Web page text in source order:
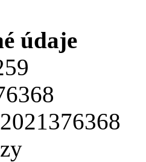
údaje